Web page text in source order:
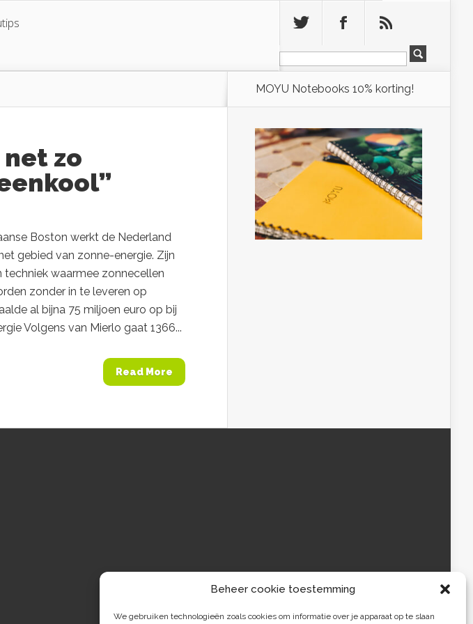
Beheer cookie toestemming
We gebruiken technologieën zoals cookies om informatie over je apparaat op te slaan
zo
Boston werkt de Nederland
gebied van zonne-energie. Zijn
techniek waarmee zonnecellen
zonder in te leveren op
al bijna 75 miljoen euro op bij
Volgens van Mierlo gaat 1366...
Read More
MOYU Notebooks 10% korting!